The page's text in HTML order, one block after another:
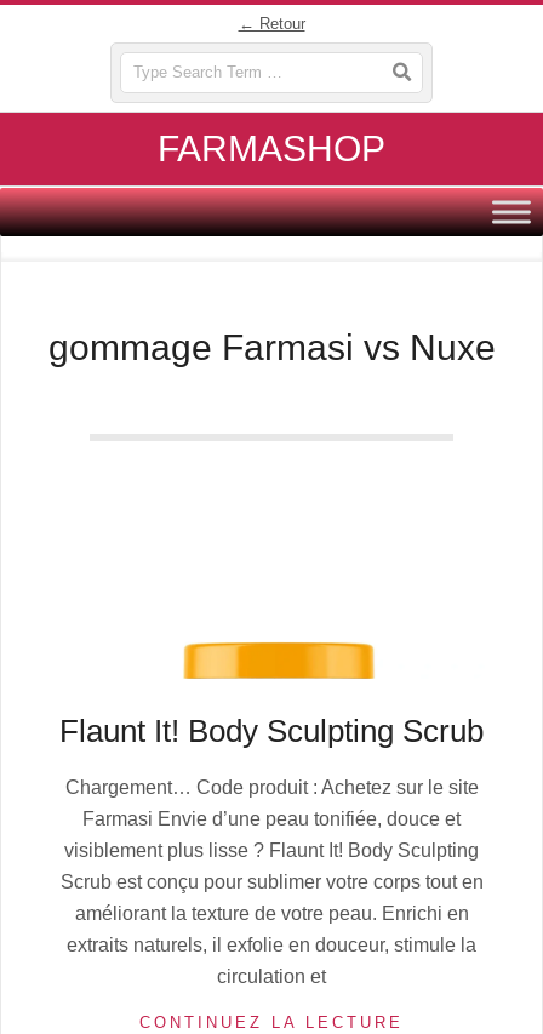
← Retour
FARMASHOP
Primary
Navigation
gommage Farmasi vs Nuxe
Flaunt It! Body Sculpting Scrub
08-
Chargement… Code produit : Achetez sur le site
Farmasi Envie d’une peau tonifiée, douce et
visiblement plus lisse ? Flaunt It! Body Sculpting
Scrub est conçu pour sublimer votre corps tout en
améliorant la texture de votre peau. Enrichi en
extraits naturels, il exfolie en douceur, stimule la
circulation et
CONTINUEZ LA LECTURE